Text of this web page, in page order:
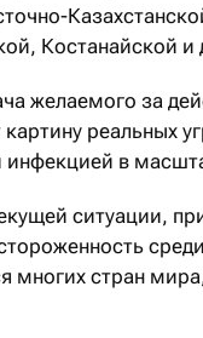
Костанайской и
желаемого за
реальных
в
ситуации,
многих стран